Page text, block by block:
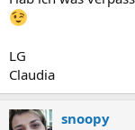
LG
Claudia
snoopy